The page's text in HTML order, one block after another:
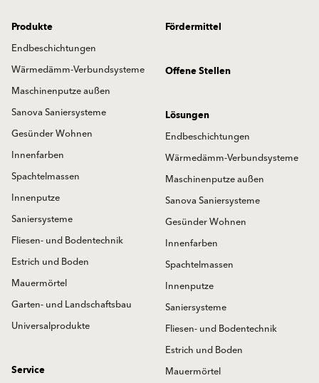
Produkte
Endbeschichtungen
Wärmedämm-Verbundsysteme
Maschinenputze außen
Sanova Saniersysteme
Gesünder Wohnen
Innenfarben
Spachtelmassen
Innenputze
Saniersysteme
Fliesen- und Bodentechnik
Estrich und Boden
Mauermörtel
Garten- und Landschaftsbau
Universalprodukte
Fördermittel
Offene Stellen
Lösungen
Endbeschichtungen
Wärmedämm-Verbundsysteme
Maschinenputze außen
Sanova Saniersysteme
Gesünder Wohnen
Innenfarben
Spachtelmassen
Innenputze
Saniersysteme
Fliesen- und Bodentechnik
Estrich und Boden
Mauermörtel
Service